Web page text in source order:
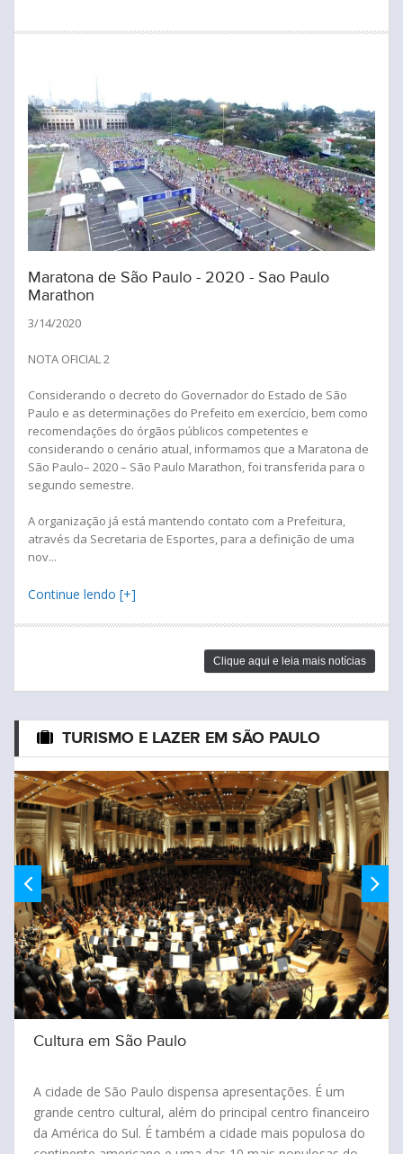
Maratona de São Paulo - 2020 - Sao Paulo
Marathon
3/14/2020
NOTA OFICIAL 2
Considerando o decreto do Governador do Estado de São
Paulo e as determinações do Prefeito em exercício, bem como
recomendações do órgãos públicos competentes e
considerando o cenário atual, informamos que a Maratona de
São Paulo– 2020 – São Paulo Marathon, foi transferida para o
segundo semestre.
A organização já está mantendo contato com a Prefeitura,
através da Secretaria de Esportes, para a definição de uma
nov...
Continue lendo [+]
Clique aqui e leia mais notícias
TURISMO E LAZER EM SÃO PAULO
Cinema, shows, exposições e muito mais!
Fique por dentro dos horários e dias nas diversas salas
de cinema, shows, exposições e muito mais na cidade de
São Paulo!